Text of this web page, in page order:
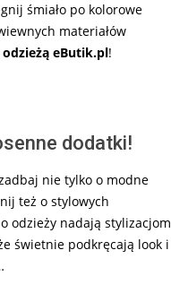
śmiało po kolorowe
materiałów
eButik.pl!
dodatki!
nie tylko o modne
też o stylowych
odzieży nadają stylizacjom
świetnie podkręcają look i